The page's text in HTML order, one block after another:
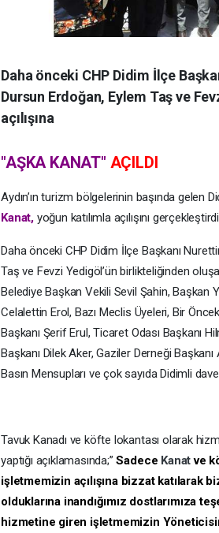
Daha önceki CHP Didim İlçe
Dursun Erdoğan, Eylem Taş ve
açılışına
"AŞKA KANAT" AÇILDI
Aydın’ın turizm bölgelerinin başında gelen
Kanat,yoğun katılımla açılışını
Daha önceki CHP Didim İlçe Başkanı
Taş ve Fevzi Yedigöl’ün birlikteliğinden
Belediye Başkan Vekili Sevil Şahin, Başkan
Celalettin Erol, Bazı Meclis Üyeleri, Bir
Başkanı Şerif Erul, Ticaret Odası Başkanı
Başkanı Dilek Aker, Gaziler Derneği
Basın Mensupları ve çok sayıda Didimli
Tavuk Kanadı ve köfte lokantası olarak
yaptığı açıklamasında;” Sadece Kanatve
işletmemizin açılışına bizzat katılarak
olduklarına inandığımız dostlarımıza
hizmetine giren işletmemizin